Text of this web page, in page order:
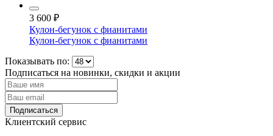
3 600 ₽
Кулон-бегунок с фианитами
Кулон-бегунок с фианитами
Показывать по:
Подписаться на новинки, скидки и акции
Подписаться
Клиентский сервис